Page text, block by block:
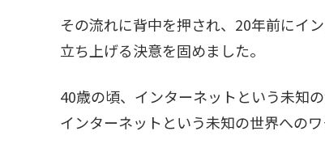
その流れに背中を押され、20年前にイ
立ち上げる決意を固めました。
40歳の頃、インターネットという未知
インターネットという未知の世界への